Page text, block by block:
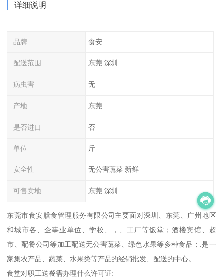
详细说明
品牌 食安
配送范围 东莞 深圳
病虫害 无
产地 东莞
是否进口 否
单位 斤
安全性 无公害蔬菜 新鲜
可售卖地 东莞 深圳
东莞市食安膳食管理服务有限公司主要面对深圳、东莞、广州地区
和城市各、企事业单位、学校、，、工厂等饭堂；酒楼宾馆、超
市、配餐公司等加工配送无公害蔬菜、绿色水果等多种食品；.是一
家集农产品、蔬菜、水果类等产品的经销批发、配送的中心。
食堂对职工送餐需办理什么许可证: